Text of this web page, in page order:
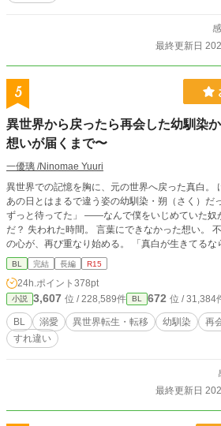
最終更新日
5
異世界から戻ったら再会した幼馴染
想いが届くまで〜
一優璃 /Ninomae Yuuri
異世界での記憶を胸に、元の世界へ戻った真白。
あの日とはまるで違う姿の幼馴染・朔（さく）だった。 「よかった。
ずっと待ってた」 ――なんで僕をいじめていた奴が、こんなに泣いているん
だ？ 失われた時間。 言葉にできなかった想い。 不器用にすれ違ってきたふたり
の心が、再び重なり始める。 「真白が生きてるなら、それだけでいい」 異世界
で強くなった真白と、不器用に愛を抱えた朔の物語。 ※第二章…異世界で
長編 ※第三章…真白と朔、再会と恋の物語
BL 完結 長編 R15
24h.ポイント 378pt
小説 3,607 位 / 228,589件 BL 672 位 / 31,384
BL 溺愛 異世界転生・転移 幼馴染 再
すれ違い
最終更新日